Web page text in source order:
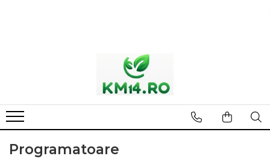
Programatoare